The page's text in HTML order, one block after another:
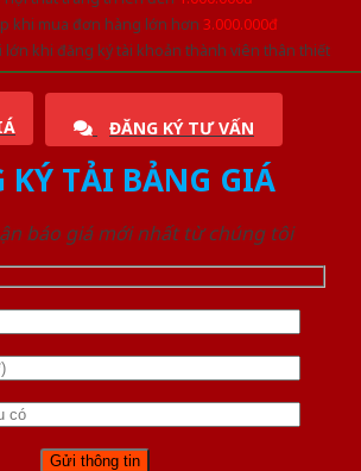
khi mua đơn hàng lớn hơn 3.000.000đ
lớn khi đăng ký tài khoản thành viên thân thiết
ĐĂNG KÝ TƯ VẤN
KÝ TẢI BẢNG GIÁ
báo giá mới nhất từ chúng tôi